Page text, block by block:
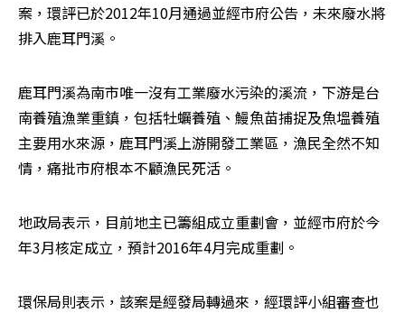
案，環評已於2012年10月通過並經市府公告，未來廢水將
排入鹿耳門溪。
鹿耳門溪為南市唯一沒有工業廢水污染的溪流，下游是台
南養殖漁業重鎮，包括牡蠣養殖、鰻魚苗捕捉及魚塭養殖
主要用水來源，鹿耳門溪上游開發工業區，漁民全然不知
情，痛批市府根本不顧漁民死活。
地政局表示，目前地主已籌組成立重劃會，並經市府於今
年3月核定成立，預計2016年4月完成重劃。
環保局則表示，該案是經發局轉過來，經環評小組審查也